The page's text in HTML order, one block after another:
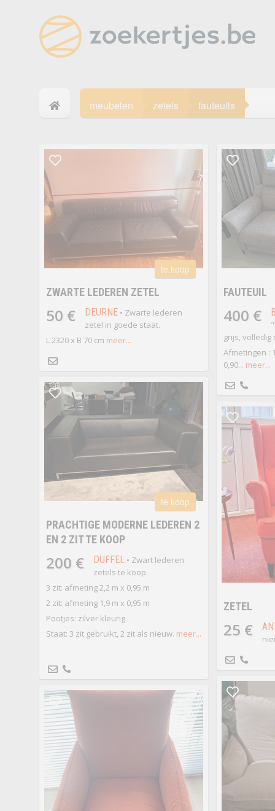
meubelen zetels fauteuils
te koop
ZWARTE LEDEREN ZETEL
50 € DEURNE• Zwarte lederen
zetel in goede staat.
L 2320 x B 70 cm meer...
FAUTEUIL
400 €
grijs,
Afmetingen :
0,90... meer...
te koop
PRACHTIGE MODERNE LEDEREN 2
EN 2 ZIT TE KOOP
200 € DUFFEL• Zwart lederen
zetels te koop.
3 zit: afmeting 2,2 m x 0,95 m
2 zit: afmeting 1,9 m x 0,95 m
Pootjes: zilver kleurig.
Staat: 3 zit gebruikt, 2 zit als nieuw. meer...
ZETEL
25 €